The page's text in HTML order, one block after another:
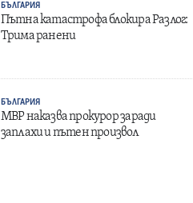
БЪЛГАРИЯ
Пътна катастрофа блокира Разлог:
Трима ранени
БЪЛГАРИЯ
МВР наказва прокурор заради
заплахи и пътен произвол